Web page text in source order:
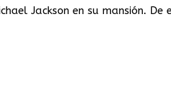
Jackson en su mansión.